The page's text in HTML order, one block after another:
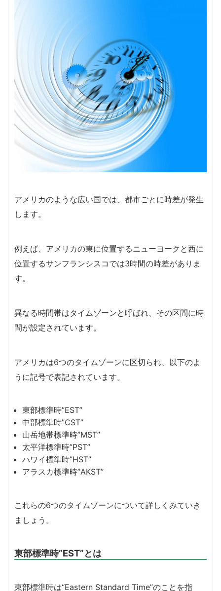
アメリカのような広い国では、都市ごとに時差が発生
します。
例えば、アメリカの東に位置するニューヨークと西に
位置するサンフランシスコでは3時間の時差がありま
す。
異なる時間帯はタイムゾーンと呼ばれ、その区間に時
間が設定されています。
アメリカは6つのタイムゾーンに区切られ、以下のよ
うに記号で表記されています。
東部標準時”EST”
中部標準時”CST”
山岳地帯標準時”MST”
太平洋標準時”PST”
ハワイ標準時”HST”
アラスカ標準時”AKST”
これらの6つのタイムゾーンについて詳しくみていき
ましょう。
東部標準時”EST”とは
東部標準時は“Eastern Standard Time”のことを指